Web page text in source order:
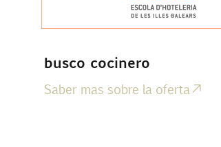
busco cocinero
Saber mas sobre la oferta